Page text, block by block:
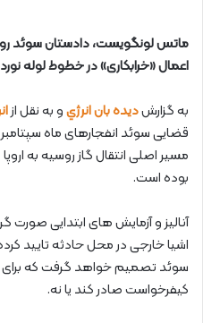
اعمال «خرابکاری» در خطوط لوله نورد استریم ۱ و ۲
به گزارشدیده بان انرژيو به نقل از
قضایی سوئد انفجارهای ماه
مسیر اصلی انتقال گاز روسیه به
بوده است.
آنالیز و آزمایش های ابتدایی صورت
اشیا خارجی در محل حادثه تایید
سوئد تصمیم خواهد گرفت که برای
کیفرخواست صادر کند یا نه.